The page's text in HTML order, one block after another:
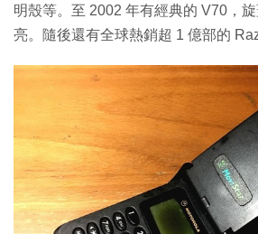
明殼等。至 2002 年有經典的 V70，
亮。隨後還有全球熱銷超 1 億部的